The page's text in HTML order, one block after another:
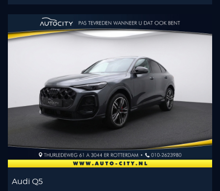
Audi Q5